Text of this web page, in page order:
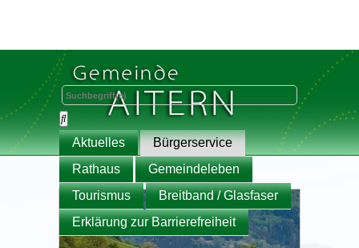
Aktuelles
Bürgerservice
Rathaus
Gemeindeleben
Tourismus
Breitband / Glasfaser
Erklärung zur Barrierefreiheit